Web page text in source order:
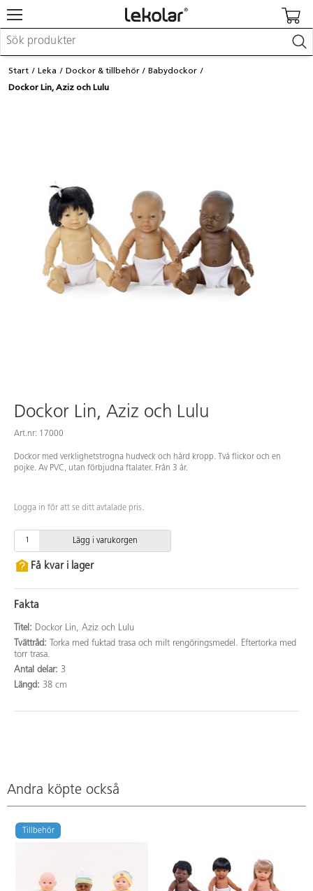
Möbler & inredning
Lekplatsutrustning & utemiljö
Logga in / Registrera dig
Hitta din säljare
Kontakta Lekolar
Start Leka Dockor & tillbehör
Babydockor
Dockor Lin, Aziz och Lulu
Dockor Lin, Aziz och Lulu
Art.nr: 17000
Dockor med verklighetstrogna hudveck och hård kropp. Två flickor och en
pojke. Av PVC, utan förbjudna ftalater. Från 3 år.
Logga in för att se ditt avtalade pris.
Lägg i varukorgen
Få kvar i lager
Fakta
Titel: Dockor Lin, Aziz och Lulu
Tvättråd:
Torka med fuktad trasa och milt rengöringsmedel. Eftertorka med
torr trasa.
Antal delar: 3
Längd: 38 cm
Andra köpte också
Tillbehör